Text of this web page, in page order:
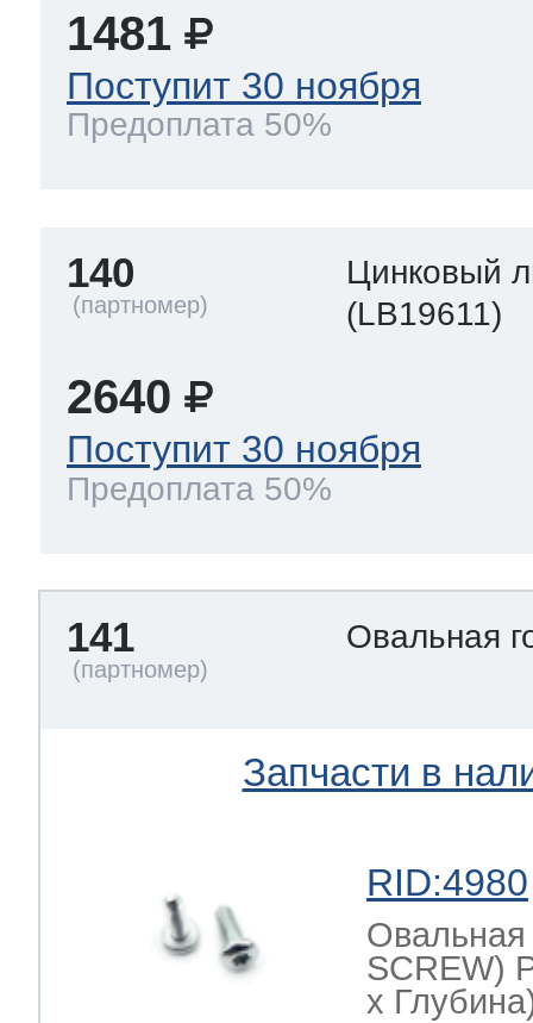
1481
Поступит 30 ноября
Предоплата 50%
140
Цинковый
(LB19611)
2640
Поступит 30 ноября
Предоплата 50%
141 Овальная
Запчасти в
RID:4980
Овальная
SCREW)
х